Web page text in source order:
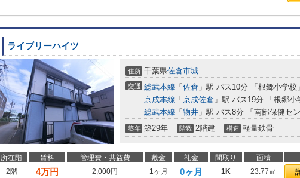
ライブリーハイツ
住所 千葉県佐倉市城
交通 総武本線 「 佐倉 」駅 バス10分 「根郷小学校
京成本線 「 京成佐倉 」駅 バス19分 「根郷
総武本線 「 物井 」駅 バス8分 「南部保健セ
築年 築29年 階数 2階建 構造 軽量鉄骨
所在階 賃料 管理費・共益費 敷金 礼金 間取り 面積
2階
4万円 2,000円 1ヶ月 0ヶ月 1K 23.77㎡